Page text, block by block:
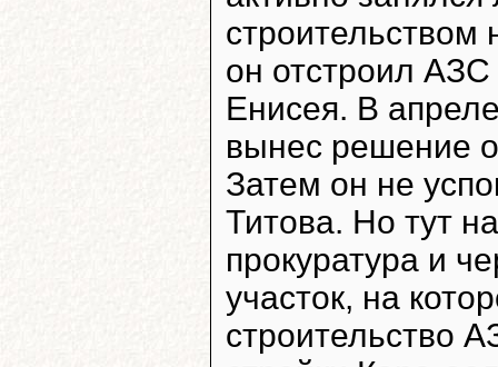
он отстроил
Енисея. В
вынес решение о
Затем он не
Титова. Но тут
прокуратура и
участок, на
строительство